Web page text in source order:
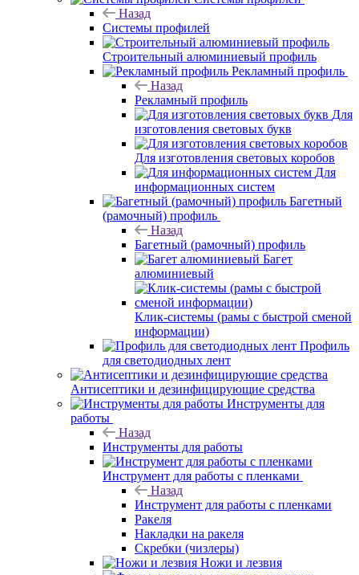
Назад
Системы профилей
Строительный алюминиевый профиль
Рекламный профиль
Назад
Рекламный профиль
Для
изготовления световых букв
Для изготовления световых коробов
Для
информационных систем
Багетный
(рамочный) профиль
Назад
Багетный (рамочный) профиль
Багет
алюминиевый
Клик-системы (рамы с быстрой сменой
информации)
Профиль
для светодиодных лент
Антисептики и дезинфицирующие средства
Инструменты для
работы
Назад
Инструменты для работы
Инструмент для работы с пленками
Назад
Инструмент для работы с пленками
Ракеля
Накладки на ракеля
Скребки (чизлеры)
Ножи и лезвия